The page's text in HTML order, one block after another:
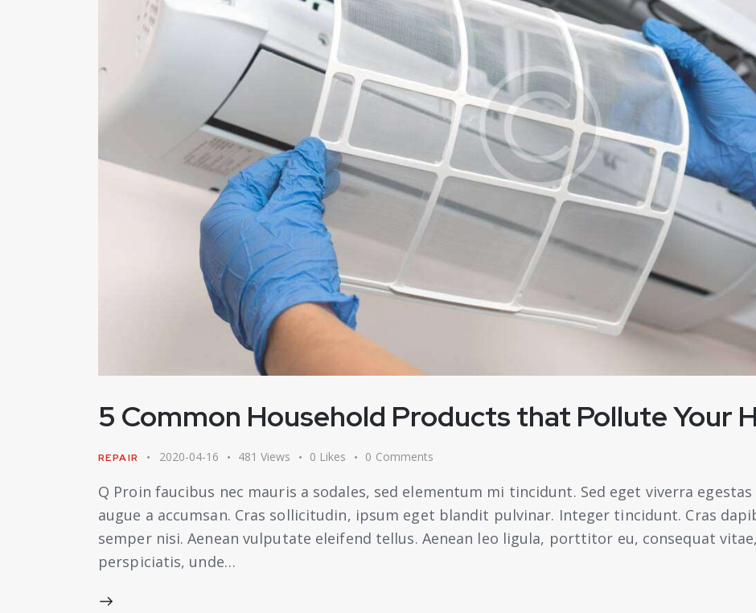
5 Common Household Products that Pollute Your
REPAIR 2020-04-16 481 Views 0 Likes 0 Comments
Q Proin faucibus nec mauris a sodales, sed elementum mi tincidunt. Sed eget viverra
augue a accumsan. Cras sollicitudin, ipsum eget blandit pulvinar. Integer tincidunt. Cras
semper nisi. Aenean vulputate eleifend tellus. Aenean leo ligula, porttitor eu, consequat
perspiciatis, unde…